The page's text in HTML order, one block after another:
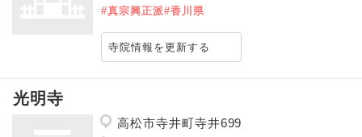
#真宗興正派#香川県
寺院情報を更新する
光明寺
高松市寺井町寺井699